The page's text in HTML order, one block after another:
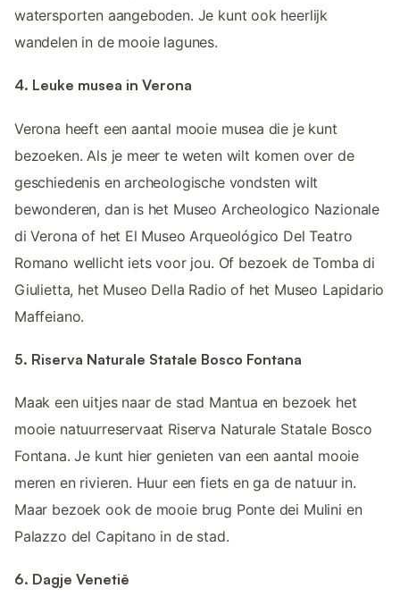
watersporten aangeboden. Je kunt ook heerlijk
wandelen in de mooie lagunes.
4. Leuke musea in Verona
Verona heeft een aantal mooie musea die je kunt
bezoeken. Als je meer te weten wilt komen over de
geschiedenis en archeologische vondsten wilt
bewonderen, dan is het Museo Archeologico Nazionale
di Verona of het El Museo Arqueológico Del Teatro
Romano wellicht iets voor jou. Of bezoek de Tomba di
Giulietta, het Museo Della Radio of het Museo Lapidario
Maffeiano.
5. Riserva Naturale Statale Bosco Fontana
Maak een uitjes naar de stad Mantua en bezoek het
mooie natuurreservaat Riserva Naturale Statale Bosco
Fontana. Je kunt hier genieten van een aantal mooie
meren en rivieren. Huur een fiets en ga de natuur in.
Maar bezoek ook de mooie brug Ponte dei Mulini en
Palazzo del Capitano in de stad.
6. Dagje Venetië